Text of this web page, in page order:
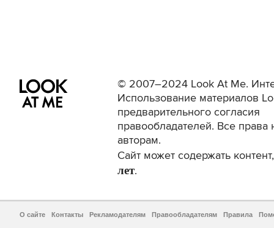
© 2007–2024 Look At Me.
Использование материалов
предварительного согласия
правообладателей. Все права
авторам.
Сайт может содержать
лет.
О сайте Контакты Рекламодателям Правообладателям Правила